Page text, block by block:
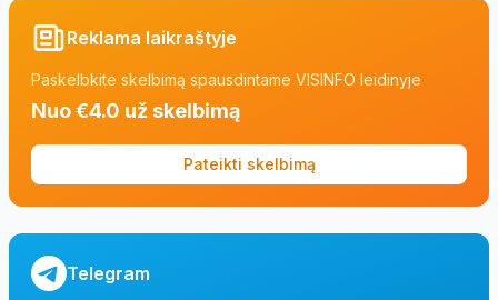
Reklama laikraštyje
Paskelbkite skelbimą spausdintame VISINFO leidinyje
Nuo €4.0 už skelbimą
Pateikti skelbimą
Telegram